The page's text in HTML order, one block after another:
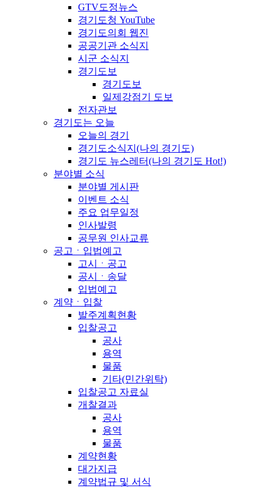
GTV도정뉴스
경기도청 YouTube
경기도의회 웹진
공공기관 소식지
시군 소식지
경기도보
경기도보
일제강점기 도보
전자관보
경기도는 오늘
오늘의 경기
경기도소식지(나의 경기도)
경기도 뉴스레터(나의 경기도 Hot!)
분야별 소식
분야별 게시판
이벤트 소식
주요 업무일정
인사발령
공무원 인사교류
공고ㆍ입법예고
고시ㆍ공고
공시ㆍ송달
입법예고
계약ㆍ입찰
발주계획현황
입찰공고
공사
용역
물품
기타(민간위탁)
입찰공고 자료실
개찰결과
공사
용역
물품
계약현황
대가지급
계약법규 및 서식